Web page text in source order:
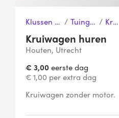
Klussen & Gereedschap / Tuingereedschap / Kruiwagen
Kruiwagen huren
Houten, Utrecht
€ 3,00 eerste dag
€ 1,00 per extra dag
Kruiwagen zonder motor.